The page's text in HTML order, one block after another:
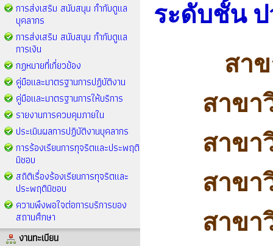
การส่งเสริม สนับสนุน กำกับดูแล
บุคลากร
การส่งเสริม สนับสนุน กำกับดูแล
การเงิน
กฏหมายที่เกี่ยวข้อง
คู่มือและมาตรฐานการปฏิบัติงาน
คู่มือและมาตรฐานการให้บริการ
รายงานการควบคุมภายใน
ประเมินผลการปฏิบัติงานบุคลากร
การร้องเรียนการทุจริตและประพฤติ
มิชอบ
สถิติเรื่องร้องเรียนการทุจริตและ
ประพฤติมิชอบ
ความพึงพอใจต่อการบริการของ
สถานศึกษา
งานทะเบียน
ระดับชั้น
สา
สาขา
สาขา
สาขา
สาขา